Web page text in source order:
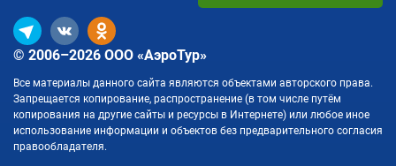
© 2006–2026 ООО «АэроТур»
Все материалы данного сайта являются объектами авторского права.
Запрещается копирование, распространение (в том числе путём
копирования на другие сайты и ресурсы в Интернете) или любое иное
использование информации и объектов без предварительного согласия
правообладателя.